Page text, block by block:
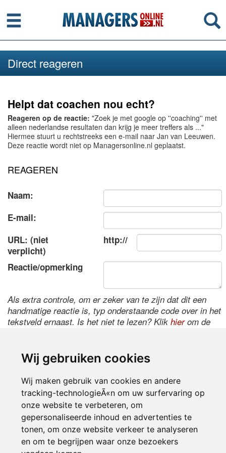
Wij gebruiken cookies
Wij maken gebruik van cookies en andere
tracking-technologieÃ«n om uw surfervaring op
onze website te verbeteren, om
gepersonaliseerde inhoud en advertenties te
tonen, om onze website verkeer te analyseren
en om te begrijpen waar onze bezoekers
Menu
Direct reageren
Helpt dat coachen nou echt?
Reageren op de reactie: "Zoek je met google op ''coaching'' met
alleen nederlandse resultaten dan krijg je meer treffers als ..."
Hiermee stuurt u rechtstreeks een e-mail naar Jan van Leeuwen.
Deze reactie wordt niet op Managersonline.nl geplaatst.
REAGEREN
Naam:
E-mail:
URL: (niet
verplicht)
http://
Reactie/opmerking
Als extra controle, om er zeker van te zijn dat dit een
handmatige reactie is, typ onderstaande code over in het
tekstveld ernaast. Is het niet te lezen? Klik hierom de
Inloggen